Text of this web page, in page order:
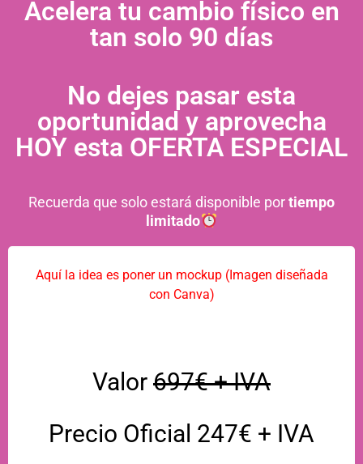
Acelera tu cambio físico en
tan solo 90 días
No dejes pasar esta
oportunidad y aprovecha
HOY esta OFERTA ESPECIAL
Recuerda que solo estará disponible portiempo
limitado
Aquí la idea es poner un mockup (Imagen diseñada
con Canva)
Valor 697€ + IVA
Precio Oficial 247€ + IVA